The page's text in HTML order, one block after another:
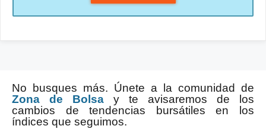
No busques más. Únete a la comunidad de
Zona de Bolsa y te avisaremos de los
cambios de tendencias bursátiles en los
índices que seguimos.